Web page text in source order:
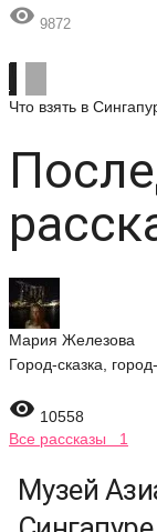
 9872
Что взять в
Мария Железова
Город-сказка,
 10558
Все рассказы 1
Музей